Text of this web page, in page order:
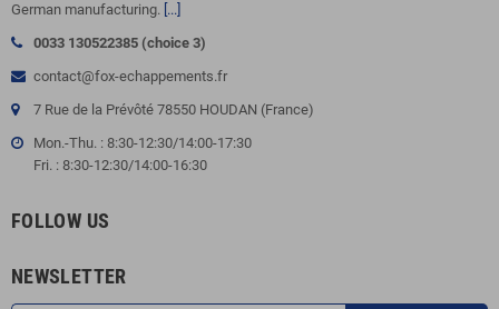
German manufacturing. [...]
0033 130522385 (choice 3)
contact@fox-echappements.fr
7 Rue de la Prévôté 78550 HOUDAN (France)
Mon.-Thu. : 8:30-12:30/14:00-17:30
Fri. : 8:30-12:30/14:00-16:30
FOLLOW US
NEWSLETTER